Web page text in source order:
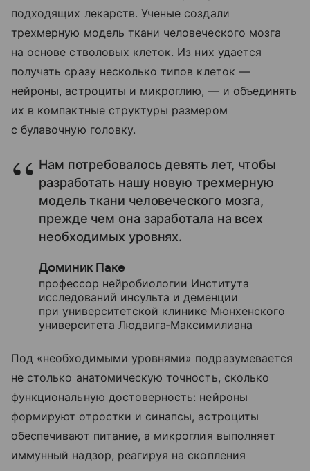
подходящих лекарств. Ученые создали
трехмерную модель ткани человеческого мозга
на основе стволовых клеток. Из них удается
получать сразу несколько типов клеток —
нейроны, астроциты и микроглию, — и объединять
их в компактные структуры размером
с булавочную головку.
Нам потребовалось девять лет, чтобы
разработать нашу новую трехмерную
модель ткани человеческого мозга,
прежде чем она заработала на всех
необходимых уровнях.
Доминик Паке
профессор нейробиологии Института
исследований инсульта и деменции
при университетской клинике Мюнхенского
университета Людвига‑Максимилиана
Под «необходимыми уровнями» подразумевается
не столько анатомическую точность, сколько
функциональную достоверность: нейроны
формируют отростки и синапсы, астроциты
обеспечивают питание, а микроглия выполняет
иммунный надзор, реагируя на скопления